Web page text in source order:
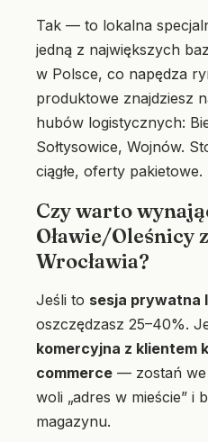
Tak — to lokalna
jedną z największych
w Polsce, co napędza
produktowe znajdziesz
hubów logistycznych:
Sołtysowice, Wojnów.
ciągłe, oferty pakietowe.
Czy warto
Oławie/Oleśnicy
Wrocławia?
Jeśli to sesja prywatna
oszczędzasz 25–40%.
komercyjna z klientem
commerce — zostań we
woli „adres w mieście” i
magazynu.